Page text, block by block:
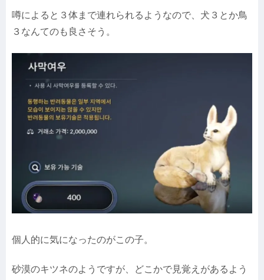
噂によると３体まで連れられるようなので、犬３とか鳥
３なんてのも良さそう。
個人的に気になったのがこの子。
砂漠のキツネのようですが、どこかで見覚えがあるよう